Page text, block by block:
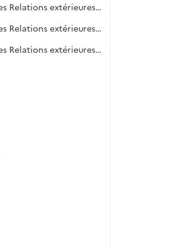
Passeports délivrés au ministère des Relations extérieures : pièces justificatives, passeports délivrés (1800-1801).
Passeports délivrés au ministère des Relations extérieures : pièces justificatives, passeports délivrés (1801-1803).
Passeports délivrés au ministère des Relations extérieures : correspondances, instructions, passeports délivrés (1803-1805).